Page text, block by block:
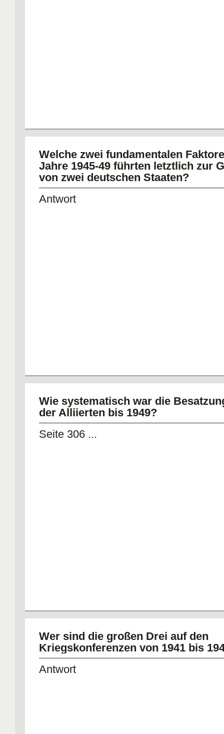
Welche zwei fundamentalen
Jahre 1945-49 führten letztlich zur
von zwei deutschen Staaten?
Antwort
Wie systematisch war die
der Alliierten bis 1949?
Seite 306 ...
Wer sind die großen Drei auf den
Kriegskonferenzen von 1941 bis
Antwort